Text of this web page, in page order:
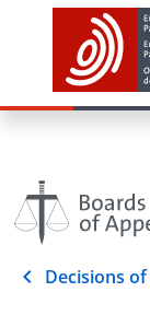
Decisions